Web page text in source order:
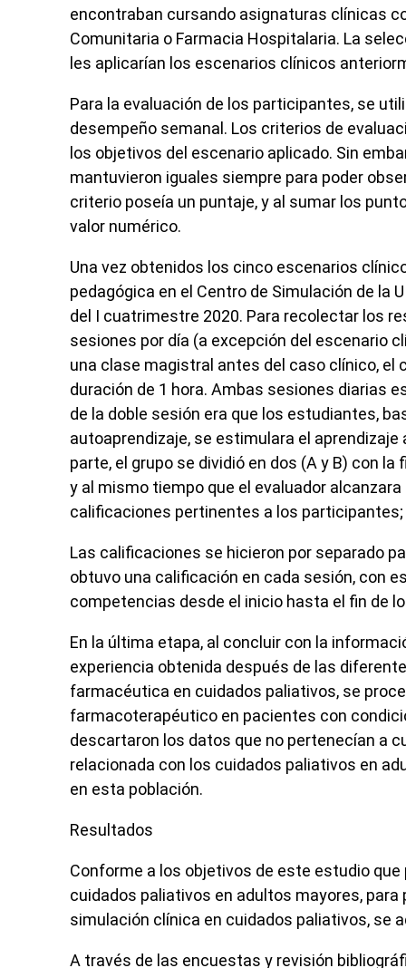
encontraban cursando asignaturas clínicas
Comunitaria o Farmacia Hospitalaria. La
les aplicarían los escenarios clínicos
Para la evaluación de los participantes, se
desempeño semanal. Los criterios de
los objetivos del escenario aplicado. Sin
mantuvieron iguales siempre para poder
criterio poseía un puntaje, y al sumar los
valor numérico.
Una vez obtenidos los cinco escenarios
pedagógica en el Centro de Simulación de la
del I cuatrimestre 2020. Para recolectar los
sesiones por día (a excepción del escenario
una clase magistral antes del caso clínico, el
duración de 1 hora. Ambas sesiones diarias
de la doble sesión era que los estudiantes,
autoaprendizaje, se estimulara el
parte, el grupo se dividió en dos (A y B) con
y al mismo tiempo que el evaluador
calificaciones pertinentes a los
Las calificaciones se hicieron por separado
obtuvo una calificación en cada sesión, con
competencias desde el inicio hasta el fin de
En la última etapa, al concluir con la
experiencia obtenida después de las
farmacéutica en cuidados paliativos, se
farmacoterapéutico en pacientes con
descartaron los datos que no pertenecían a
relacionada con los cuidados paliativos en
en esta población.
Resultados
Conforme a los objetivos de este estudio
cuidados paliativos en adultos mayores,
simulación clínica en cuidados paliativos, se
A través de las encuestas y revisión